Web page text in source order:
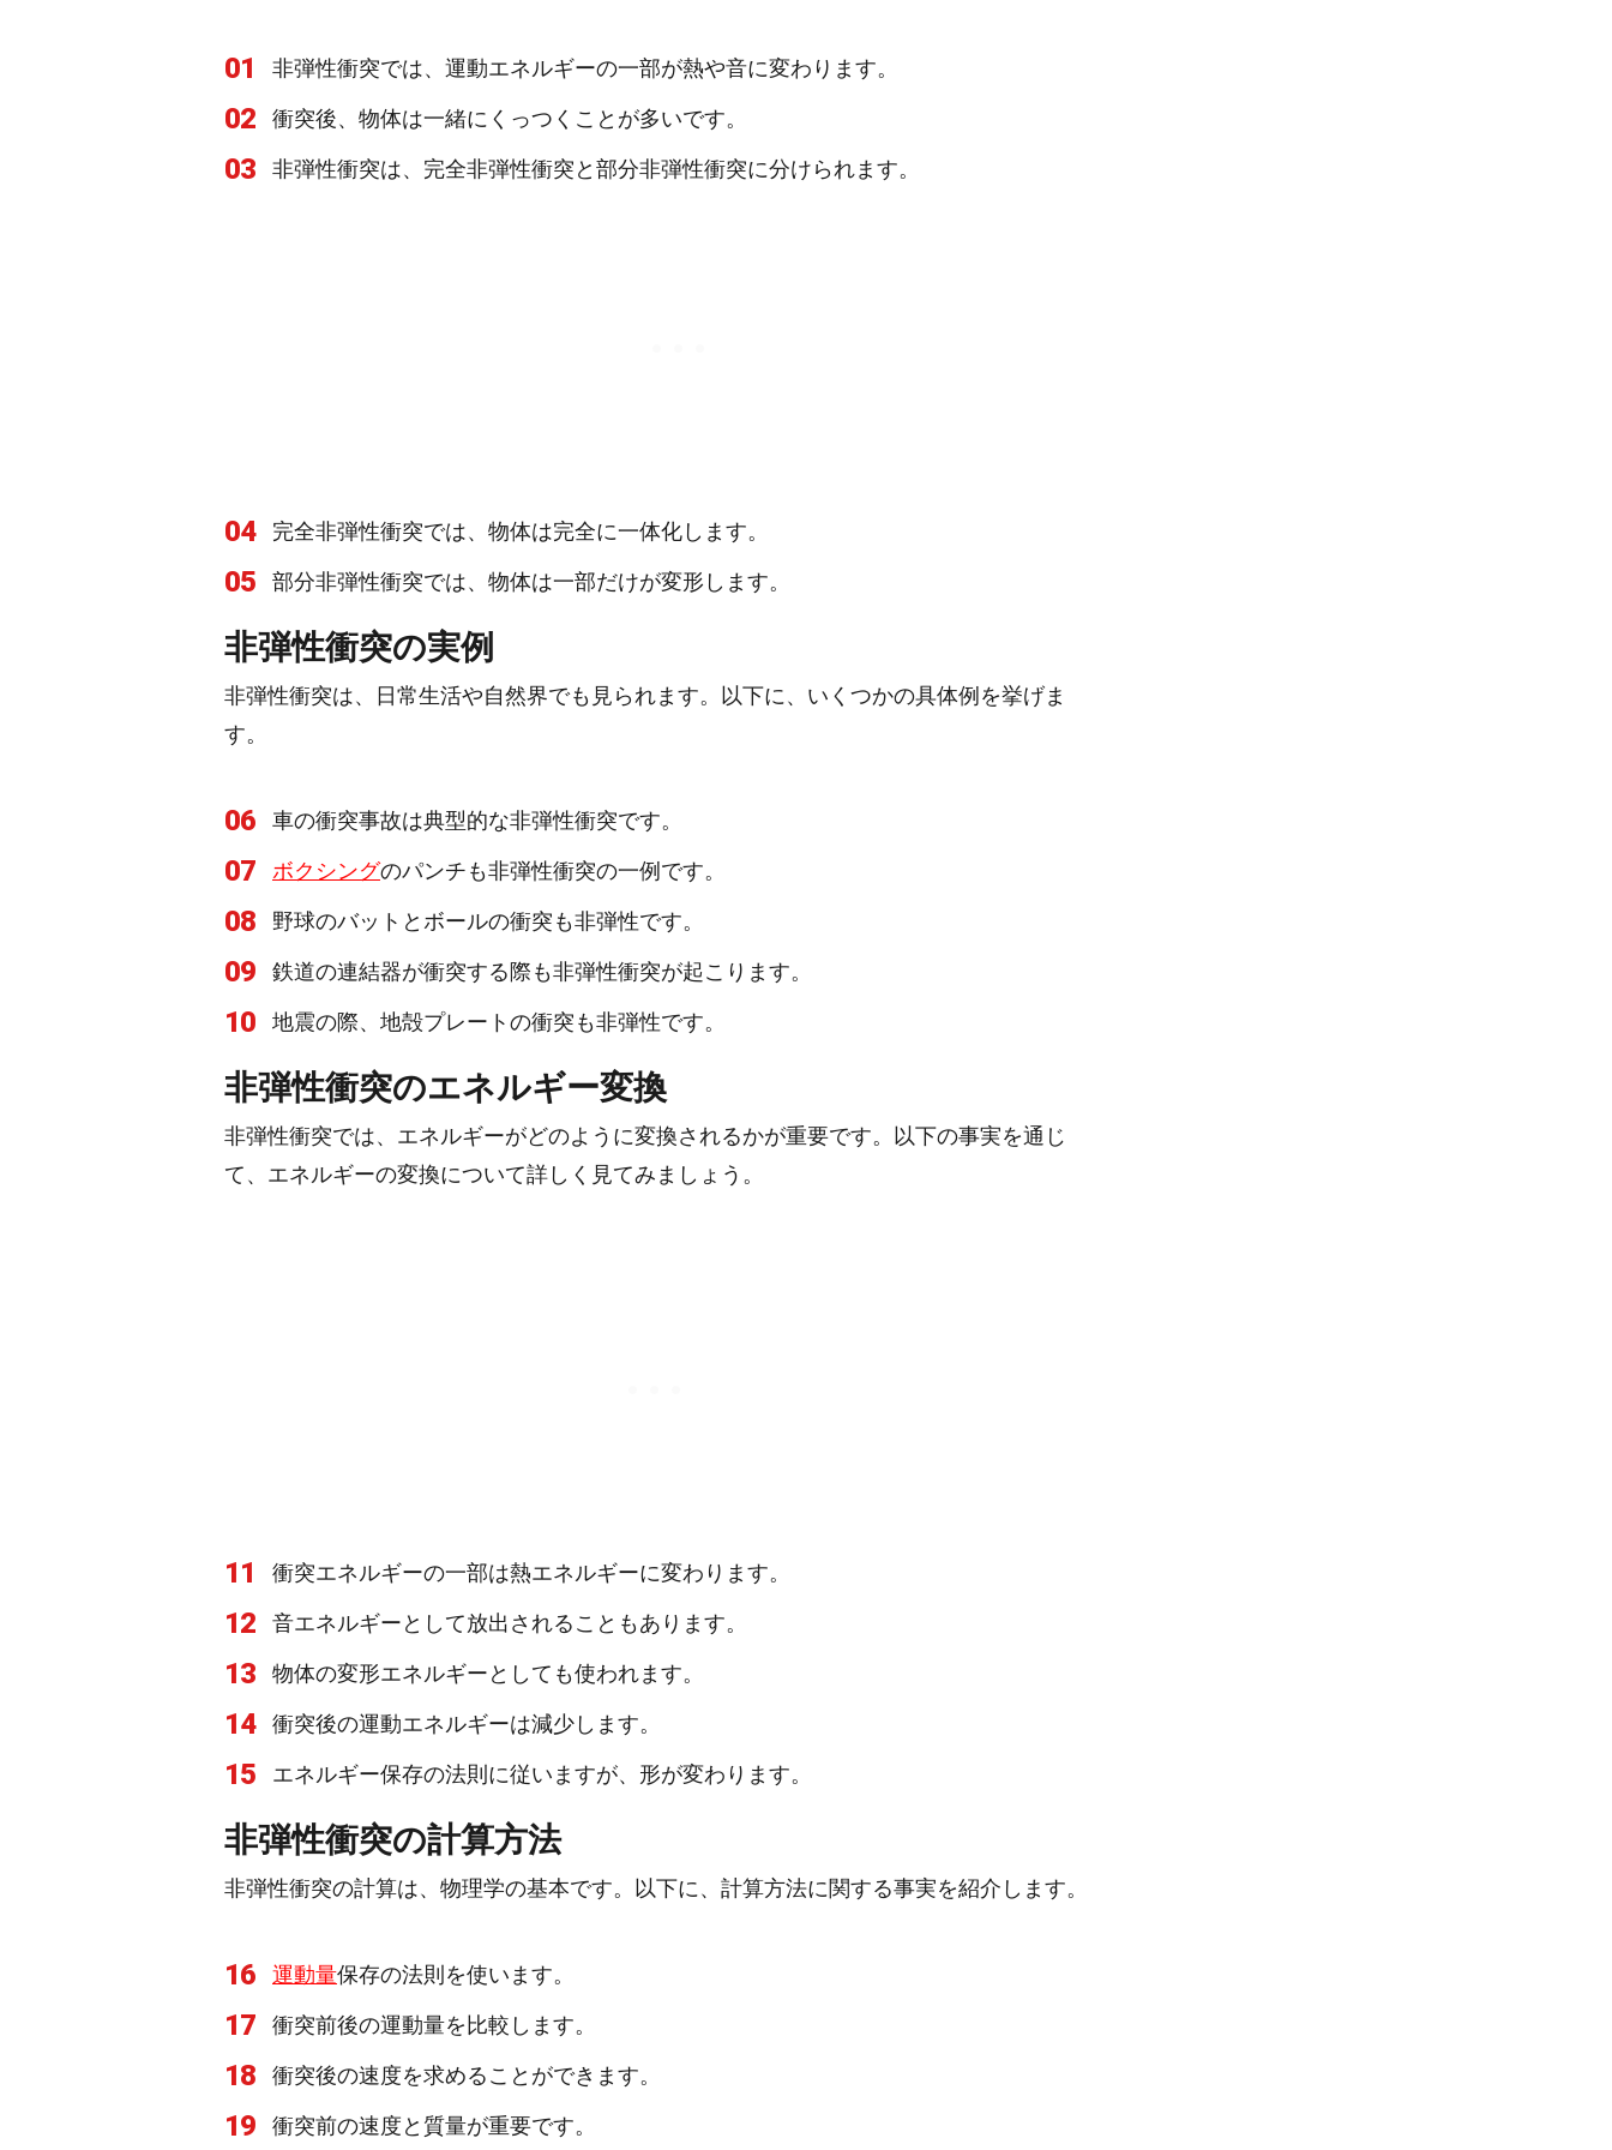
01 非弾性衝突では、運動エネルギーの一部が熱や音に変わります。
02 衝突後、物体は一緒にくっつくことが多いです。
03 非弾性衝突は、完全非弾性衝突と部分非弾性衝突に分けられます。
04 完全非弾性衝突では、物体は完全に一体化します。
05 部分非弾性衝突では、物体は一部だけが変形します。
非弾性衝突の実例
非弾性衝突は、日常生活や自然界でも見られます。以下に、いくつかの具体例を挙げま
す。
06 車の衝突事故は典型的な非弾性衝突です。
07 ボクシングのパンチも非弾性衝突の一例です。
08 野球のバットとボールの衝突も非弾性です。
09 鉄道の連結器が衝突する際も非弾性衝突が起こります。
10 地震の際、地殻プレートの衝突も非弾性です。
非弾性衝突のエネルギー変換
非弾性衝突では、エネルギーがどのように変換されるかが重要です。以下の事実を通じ
て、エネルギーの変換について詳しく見てみましょう。
11 衝突エネルギーの一部は熱エネルギーに変わります。
12 音エネルギーとして放出されることもあります。
13 物体の変形エネルギーとしても使われます。
14 衝突後の運動エネルギーは減少します。
15 エネルギー保存の法則に従いますが、形が変わります。
非弾性衝突の計算方法
非弾性衝突の計算は、物理学の基本です。以下に、計算方法に関する事実を紹介します。
16 運動量保存の法則を使います。
17 衝突前後の運動量を比較します。
18 衝突後の速度を求めることができます。
19 衝突前の速度と質量が重要です。